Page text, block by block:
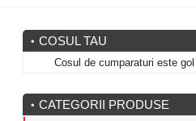
COSUL TAU
Cosul de cumparaturi este gol
CATEGORII PRODUSE